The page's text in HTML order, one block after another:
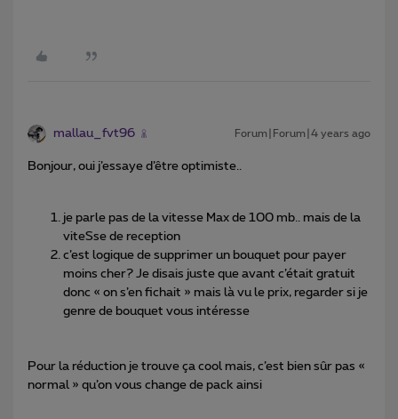
mallau_fvt96 Forum|Forum|4 years ago
Bonjour, oui j’essaye d’être optimiste..
je parle pas de la vitesse Max de 100 mb.. mais de la
viteSse de reception
c’est logique de supprimer un bouquet pour payer
moins cher? Je disais juste que avant c’était gratuit
donc « on s’en fichait » mais là vu le prix, regarder si je
genre de bouquet vous intéresse
Pour la réduction je trouve ça cool mais, c’est bien sûr pas «
normal » qu’on vous change de pack ainsi